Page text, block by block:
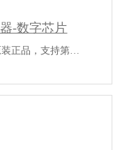
-数字芯片
装正品，支持第…